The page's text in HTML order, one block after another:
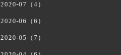
2020-07（4）
2020-06（6）
2020-05（7）